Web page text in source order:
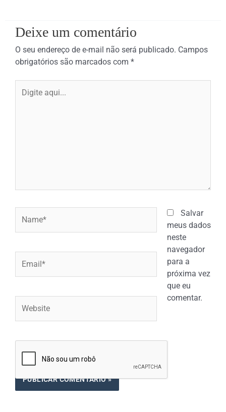
Deixe um comentário
O seu endereço de e-mail não será publicado. Campos
obrigatórios são marcados com *
aqui...
Salvar
meus dados
neste
navegador
para a
próxima vez
que eu
comentar.